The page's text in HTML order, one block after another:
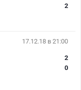
2
17.12.18 в 21:00
2
0